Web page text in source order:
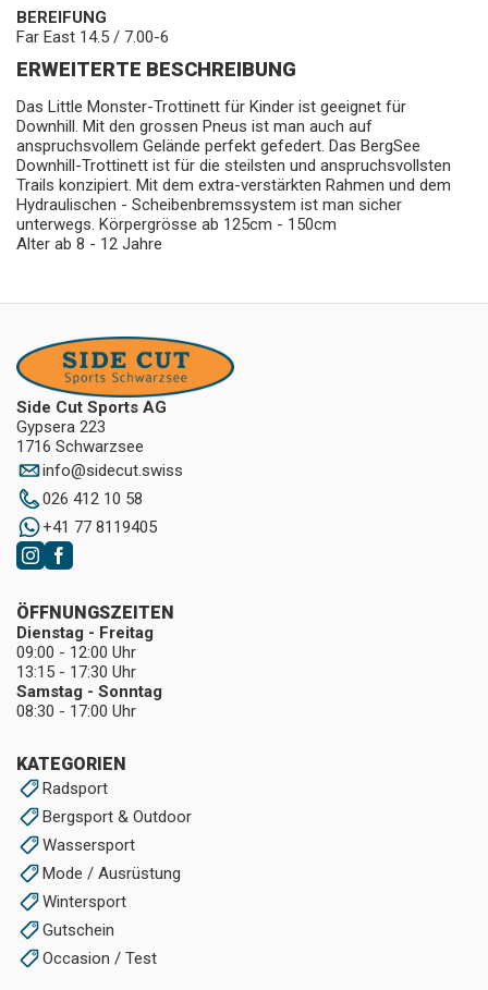
BEREIFUNG
Far East 14.5 / 7.00-6
ERWEITERTE BESCHREIBUNG
Das Little Monster-Trottinett für Kinder ist geeignet für
Downhill. Mit den grossen Pneus ist man auch auf
anspruchsvollem Gelände perfekt gefedert. Das BergSee
Downhill-Trottinett ist für die steilsten und anspruchsvollsten
Trails konzipiert. Mit dem extra-verstärkten Rahmen und dem
Hydraulischen - Scheibenbremssystem ist man sicher
unterwegs. Körpergrösse ab 125cm - 150cm
Alter ab 8 - 12 Jahre
Side Cut Sports AG
Gypsera 223
1716 Schwarzsee
info@sidecut.swiss
026 412 10 58
+41 77 8119405
KATEGORIEN
Radsport
Bergsport & Outdoor
Wassersport
Mode / Ausrüstung
Wintersport
Gutschein
Occasion / Test
ÖFFNUNGSZEITEN
Dienstag - Freitag
09:00 - 12:00 Uhr
13:15 - 17:30 Uhr
Samstag - Sonntag
08:30 - 17:00 Uhr